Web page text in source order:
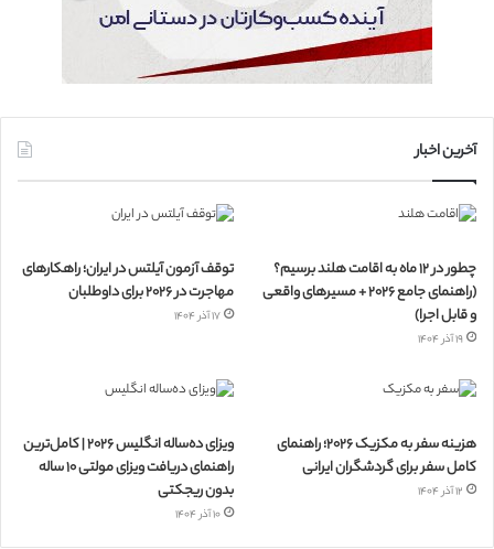
آخرین اخبار
چطور در ۱۲ ماه به اقامت هلند برسیم؟
(راهنمای جامع ۲۰۲۶ + مسیرهای واقعی
و قابل اجرا)
۱۹ آذر ۱۴۰۴
توقف آزمون آیلتس در ایران؛ راهکارهای
مهاجرت در ۲۰۲۶ برای داوطلبان
۱۷ آذر ۱۴۰۴
هزینه سفر به مکزیک ۲۰۲۶؛ راهنمای
کامل سفر برای گردشگران ایرانی
۱۲ آذر ۱۴۰۴
ویزای ده‌ساله انگلیس ۲۰۲۶ | کامل‌ترین
راهنمای دریافت ویزای مولتی ۱۰ ساله
بدون ریجکتی
۱۰ آذر ۱۴۰۴